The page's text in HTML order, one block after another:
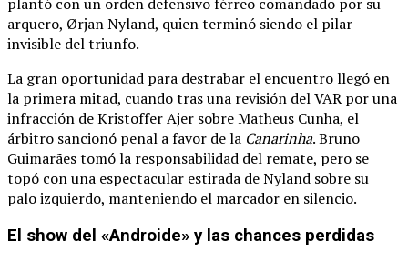
arquero, Ørjan Nyland, quien terminó siendo el pilar
invisible del triunfo.
La gran oportunidad para destrabar el encuentro llegó en
la primera mitad, cuando tras una revisión del VAR por una
infracción de Kristoffer Ajer sobre Matheus Cunha, el
árbitro sancionó penal a favor de la Canarinha.Bruno
Guimarães tomó la responsabilidad del remate, pero se
topó con una espectacular estirada de Nyland sobre su
palo izquierdo, manteniendo el marcador en silencio.
El show del «Androide» y las chances perdidas